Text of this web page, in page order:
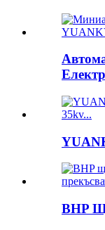
BHP